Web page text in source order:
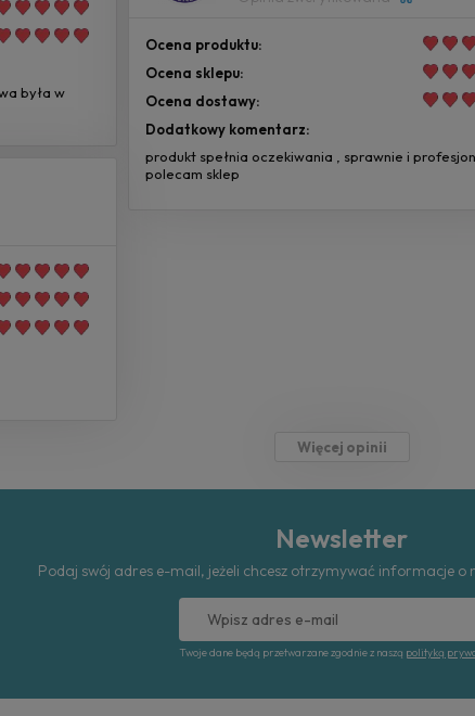
była w
Ocena produktu:
Ocena sklepu:
Ocena dostawy:
Dodatkowy komentarz:
produkt spełnia oczekiwania , sprawnie i
polecam sklep
Więcej opinii
Newsletter
Podaj swój adres e-mail, jeżeli chcesz otrzymywać informacje o
Twoje dane będą przetwarzane zgodnie z naszą polityką